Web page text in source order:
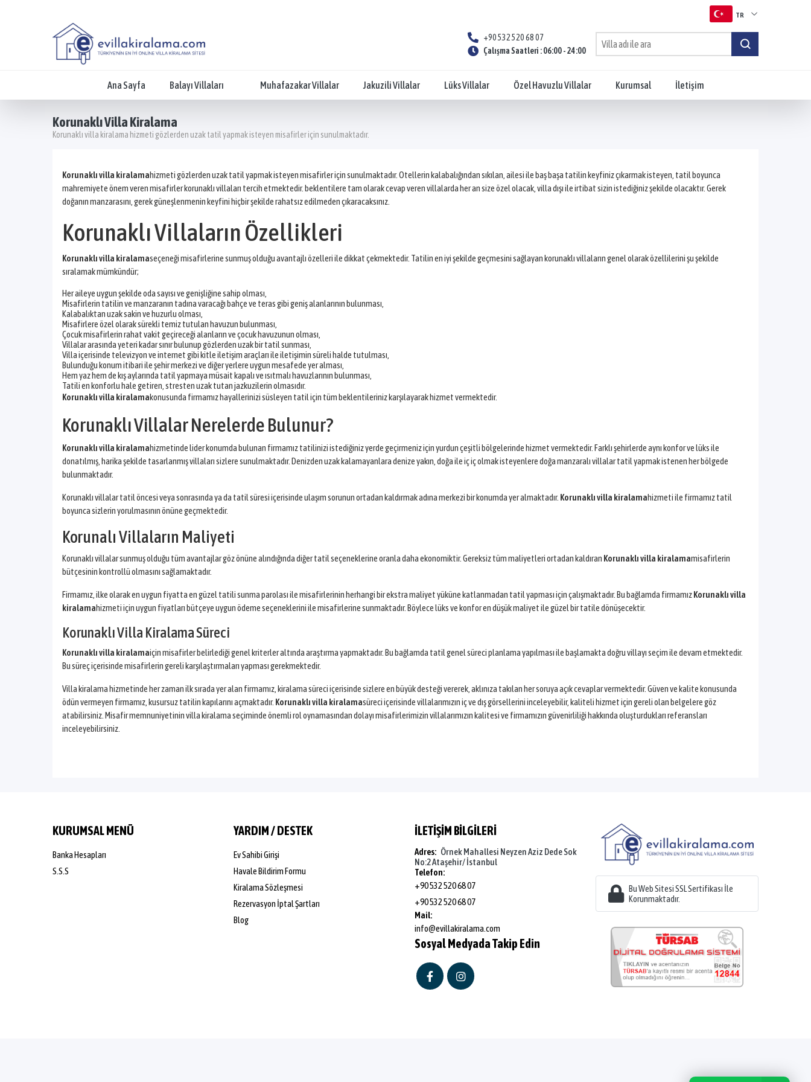
TR
TR
RU
+90 532 520 68 07
Çalışma Saatleri : 06:00 - 24:00
Ana Sayfa Balayı Villaları Muhafazakar Villalar Jakuzili Villalar Lüks Villalar Özel Havuzlu Villalar Kurumsal İletişim
Korunaklı Villa Kiralama
Korunaklı villa kiralama hizmeti gözlerden uzak tatil yapmak isteyen misafirler için sunulmaktadır.
Korunaklı villa kiralamahizmeti gözlerden uzak tatil yapmak isteyen misafirler için sunulmaktadır. Otellerin kalabalığından sıkılan, ailesi ile baş başa tatilin keyfiniz çıkarmak isteyen, tatil boyunca
mahremiyete önem veren misafirler korunaklı villaları tercih etmektedir. beklentilere tam olarak cevap veren villalarda her an size özel olacak, villa dışı ile irtibat sizin istediğiniz şekilde olacaktır. Gerek
doğanın manzarasını, gerek güneşlenmenin keyfini hiçbir şekilde rahatsız edilmeden çıkaracaksınız.
Korunaklı Villaların Özellikleri
Korunaklı villa kiralamaseçeneği misafirlerine sunmuş olduğu avantajlı özelleri ile dikkat çekmektedir. Tatilin en iyi şekilde geçmesini sağlayan korunaklı villaların genel olarak özellilerini şu şekilde
sıralamak mümkündür;
Her aileye uygun şekilde oda sayısı ve genişliğine sahip olması,
Misafirlerin tatilin ve manzaranın tadına varacağı bahçe ve teras gibi geniş alanlarının bulunması,
Kalabalıktan uzak sakin ve huzurlu olması,
Misafirlere özel olarak sürekli temiz tutulan havuzun bulunması,
Çocuk misafirlerin rahat vakit geçireceği alanların ve çocuk havuzunun olması,
Villalar arasında yeteri kadar sınır bulunup gözlerden uzak bir tatil sunması,
Villa içerisinde televizyon ve internet gibi kitle iletişim araçları ile iletişimin süreli halde tutulması,
Bulunduğu konum itibari ile şehir merkezi ve diğer yerlere uygun mesafede yer alması,
Hem yaz hem de kış aylarında tatil yapmaya müsait kapalı ve ısıtmalı havuzlarının bulunması,
Tatili en konforlu hale getiren, stresten uzak tutan jazkuzilerin olmasıdır.
Korunaklı villa kiralamakonusunda firmamız hayallerinizi süsleyen tatil için tüm beklentileriniz karşılayarak hizmet vermektedir.
Korunaklı Villalar Nerelerde Bulunur?
Korunaklı villa kiralamahizmetinde lider konumda bulunan firmamız tatilinizi istediğiniz yerde geçirmeniz için yurdun çeşitli bölgelerinde hizmet vermektedir. Farklı şehirlerde aynı konfor ve lüks ile
donatılmış, harika şekilde tasarlanmış villaları sizlere sunulmaktadır. Denizden uzak kalamayanlara denize yakın, doğa ile iç iç olmak isteyenlere doğa manzaralı villalar tatil yapmak istenen her bölgede
bulunmaktadır.
Korunaklı villalar tatil öncesi veya sonrasında ya da tatil süresi içerisinde ulaşım sorunun ortadan kaldırmak adına merkezi bir konumda yer almaktadır. Korunaklı villa kiralamahizmeti ile firmamız tatil
boyunca sizlerin yorulmasının önüne geçmektedir.
Korunalı Villaların Maliyeti
Korunaklı villalar sunmuş olduğu tüm avantajlar göz önüne alındığında diğer tatil seçeneklerine oranla daha ekonomiktir. Gereksiz tüm maliyetleri ortadan kaldıran Korunaklı villa kiralamamisafirlerin
bütçesinin kontrollü olmasını sağlamaktadır.
Firmamız, ilke olarak en uygun fiyatta en güzel tatili sunma parolası ile misafirlerinin herhangi bir ekstra maliyet yüküne katlanmadan tatil yapması için çalışmaktadır. Bu bağlamda firmamızKorunaklı villa
kiralamahizmeti için uygun fiyatları bütçeye uygun ödeme seçeneklerini ile misafirlerine sunmaktadır. Böylece lüks ve konfor en düşük maliyet ile güzel bir tatile dönüşecektir.
Korunaklı Villa Kiralama Süreci
Korunaklı villa kiralamaiçin misafirler belirlediği genel kriterler altında araştırma yapmaktadır. Bu bağlamda tatil genel süreci planlama yapılması ile başlamakta doğru villayı seçim ile devam etmektedir.
Bu süreç içerisinde misafirlerin gereli karşılaştırmaları yapması gerekmektedir.
Villa kiralama hizmetinde her zaman ilk sırada yer alan firmamız, kiralama süreci içerisinde sizlere en büyük desteği vererek, aklınıza takılan her soruya açık cevaplar vermektedir. Güven ve kalite konusunda
ödün vermeyen firmamız, kusursuz tatilin kapılarını açmaktadır. Korunaklı villa kiralamasüreci içerisinde villalarımızın iç ve dış görsellerini inceleyebilir, kaliteli hizmet için gereli olan belgelere göz
atabilirsiniz. Misafir memnuniyetinin villa kiralama seçiminde önemli rol oynamasından dolayı misafirlerimizin villalarımızın kalitesi ve firmamızın güvenirliliği hakkında oluşturdukları referansları
inceleyebilirsiniz.
KURUMSAL MENÜ
Banka Hesapları
S.S.S
YARDIM / DESTEK
Ev Sahibi Girişi
Havale Bildirim Formu
Kiralama Sözleşmesi
Rezervasyon İptal Şartları
Blog
İLETİŞİM BİLGİLERİ
Adres: Örnek Mahallesi Neyzen Aziz Dede Sok
No:2 Ataşehir/ İstanbul
Telefon:
+90 532 520 68 07
+90 532 520 68 07
Mail:
info@evillakiralama.com
Sosyal Medyada Takip Edin
Bu Web Sitesi SSL Sertifikası İle
Korunmaktadır.